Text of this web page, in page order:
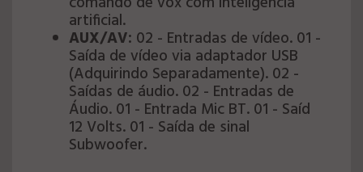
artificial.
AUX/AV: 02 - Entradas de vídeo. 01 -
Saída de vídeo via adaptador USB
(Adquirindo Separadamente). 02 -
Saídas de áudio. 02 - Entradas de
Áudio. 01 - Entrada Mic BT. 01 - Saíd
12 Volts. 01 - Saída de sinal
Subwoofer.